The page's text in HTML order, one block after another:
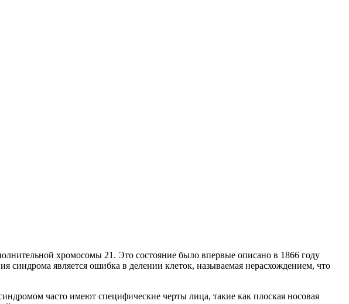
хромосомы 21. Это состояние было впервые описано в 1866 году
является ошибка в делении клеток, называемая нерасхождением, что
часто имеют специфические черты лица, такие как плоская носовая